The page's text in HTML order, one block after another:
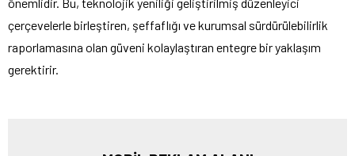
çerçevelerle birleştiren, şeffaflığı ve kurumsal sürdürülebilirlik
raporlamasına olan güveni kolaylaştıran entegre bir yaklaşım
gerektirir.